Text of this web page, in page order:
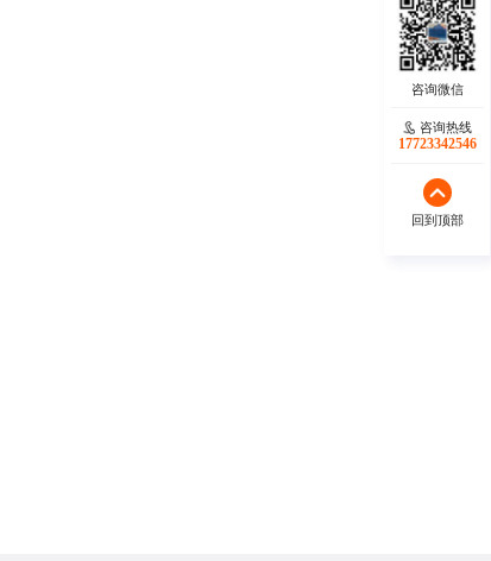
咨询热线
18140119082
回到顶部
咨询热线
17723342546
回到顶部